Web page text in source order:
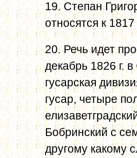
19. Степан
относятся к 1817
20. Речь идет
декабрь 1826 г.
гусарская
гусар, четыре
Бобринский с
другому какому